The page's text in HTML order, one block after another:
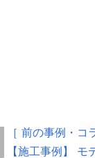
［ 前の事例・コ
【施工事例】